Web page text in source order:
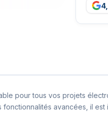
pour tous vos projets
avancées, il